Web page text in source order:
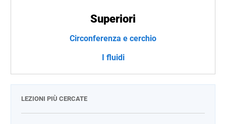
Superiori
Circonferenza e cerchio
I fluidi
LEZIONI PIÙ CERCATE